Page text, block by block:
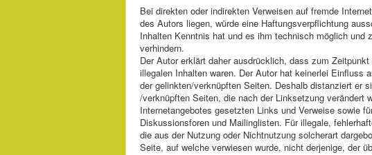
Bei direkten oder indirekten Verweisen auf fremde
des Autors liegen, würde eine Haftungsverpflichtung
Inhalten Kenntnis hat und es ihm technisch möglich
verhindern.
Der Autor erklärt daher ausdrücklich, dass zum
illegalen Inhalten waren. Der Autor hat keinerlei Einfluss
der gelinkten/verknüpften Seiten. Deshalb distanziert er
/verknüpften Seiten, die nach der Linksetzung verändert
Internetangebotes gesetzten Links und Verweise sowie
Diskussionsforen und Mailinglisten. Für illegale,
die aus der Nutzung oder Nichtnutzung solcherart
Seite, auf welche verwiesen wurde, nicht derjenige, der